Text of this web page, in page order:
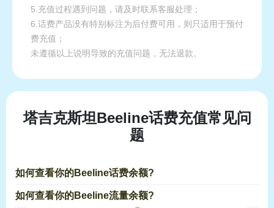
5.充值过程遇到问题，请及时联系客服处理；
6.话费产品没有特别标注为后付费可用，则只适用于预付
费充值；
未遵循以上说明导致的充值问题，无法退款。
塔吉克斯坦Beeline话费充值常见问
题
如何查看你的Beeline话费余额?
如何查看你的Beeline流量余额?